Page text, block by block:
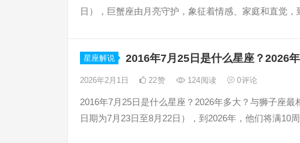
日），巨蟹座由月亮守护，象征着情感、家庭和直觉，
星座解说 2016年7月25日是什么星座？2026
2026年2月1日 22赞 124阅读 0评论
2016年7月25日是什么星座？2026年多大？与狮子座
日期为7月23日至8月22日），到2026年，他们将满10